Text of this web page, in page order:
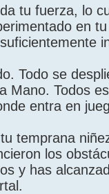
tu fuerza, lo
en
Todo se
Mano. Todos
entra en
temprana
los
y has